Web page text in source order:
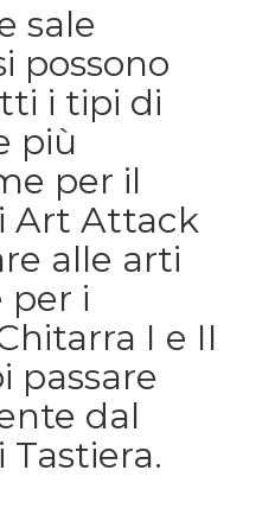
sale
possono
i tipi di
più
per il
Art Attack
alle arti
per i
I e II
passare
dal